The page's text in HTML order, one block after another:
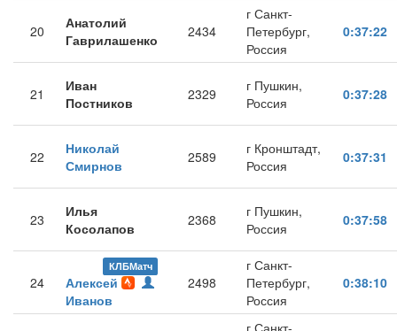
20
Анатолий
Гаврилашенко
2434
г Санкт-
Петербург,
Россия
0:37:22
21
Иван
Постников
2329
г Пушкин,
Россия
0:37:28
22
Николай
Смирнов
2589
г Кронштадт,
Россия
0:37:31
23
Илья
Косолапов
2368
г Пушкин,
Россия
0:37:58
24
КЛБМатч
Алексей
Иванов
2498
г Санкт-
Петербург,
Россия
0:38:10
г Санкт-